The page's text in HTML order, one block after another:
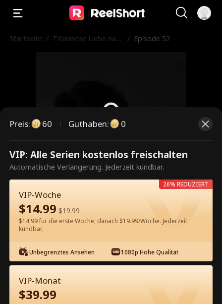
Startseite / Titanische Liebe nach
/ Episode 52
Dies ist eine kostenpflichtige
Episode. Bitte entsperren, um
60 Jetzt entsperren
Kostenlos in der App ansehen
Preis: 60 Guthaben: 0
VIP: Alle Serien kostenlos freischalten
Automatische Verlängerung. Jederzeit kündbar.
VIP-Woche
$14.99 $19.99
$14.99 für die erste Woche, danach $19.99/Woche. Jederzeit
kündbar.
Unbegrenztes Ansehen 1080p Hohe Qualität
26% REDUZIERT
VIP-Monat
$39.99